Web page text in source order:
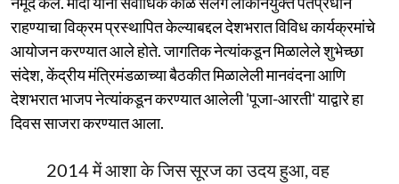
राहण्याचा विक्रम प्रस्थापित केल्याबद्दल देशभरात विविध कार्यक्रमांचे
आयोजन करण्यात आले होते. जागतिक नेत्यांकडून मिळालेले शुभेच्छा
संदेश, केंद्रीय मंत्रिमंडळाच्या बैठकीत मिळालेली मानवंदना आणि
देशभरात भाजप नेत्यांकडून करण्यात आलेली 'पूजा-आरती' याद्वारे हा
दिवस साजरा करण्यात आला.
2014 में आशा के जिस सूरज का उदय हुआ, वह